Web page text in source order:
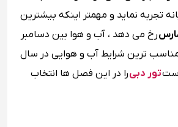
تجربه نماید و مهمتر اینکه بیشترین
رخ می دهد ، آب و هوا بین دسامبر
ترین شرایط آب و هوایی در سال
تور دبیرا در این فصل ها انتخاب